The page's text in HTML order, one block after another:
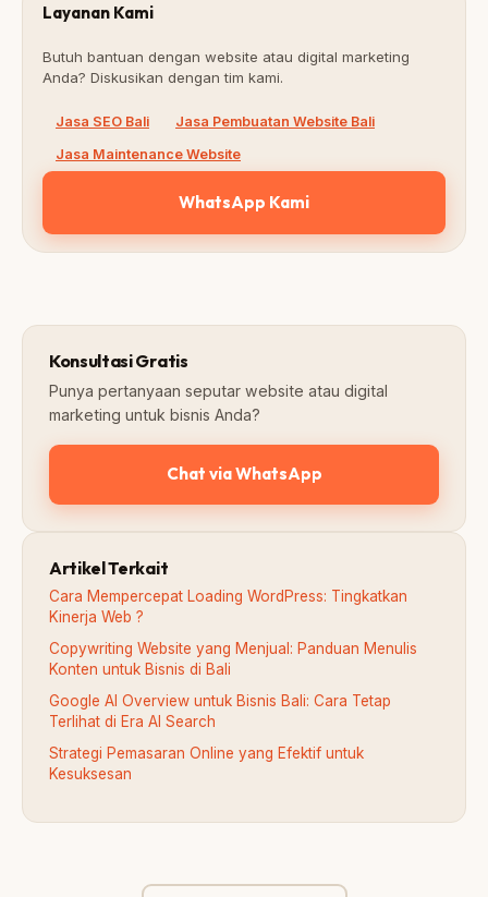
Layanan Kami
Butuh bantuan dengan website atau digital marketing
Anda? Diskusikan dengan tim kami.
Jasa SEO Bali
Jasa Pembuatan Website Bali
Jasa Maintenance Website
WhatsApp Kami
Konsultasi Gratis
Punya pertanyaan seputar website atau digital
marketing untuk bisnis Anda?
Chat via WhatsApp
Artikel Terkait
Cara Mempercepat Loading WordPress: Tingkatkan
Kinerja Web ?
Copywriting Website yang Menjual: Panduan Menulis
Konten untuk Bisnis di Bali
Google AI Overview untuk Bisnis Bali: Cara Tetap
Terlihat di Era AI Search
Strategi Pemasaran Online yang Efektif untuk
Kesuksesan